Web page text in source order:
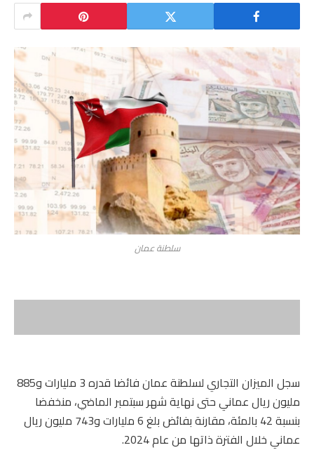
سلطنة عمان
سجل الميزان التجاري لسلطنة عمان فائضا قدره 3 مليارات و885
مليون ريال عماني حتى نهاية شهر سبتمبر الماضي، منخفضا
بنسبة 42 بالمئة، مقارنة بفائض بلغ 6 مليارات و743 مليون ريال
عماني خلال الفترة ذاتها من عام 2024.